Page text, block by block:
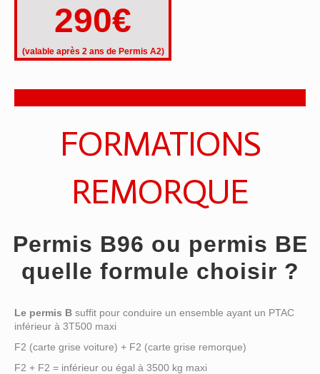
290€
(valable après 2 ans de Permis A2)
FORMATIONS
REMORQUE
Permis B96 ou permis BE
quelle formule choisir ?
Le permis B suffit pour conduire un ensemble ayant un PTAC
inférieur à 3T500 maxi
F2 (carte grise voiture) + F2 (carte grise remorque)
F2 + F2 = inférieur ou égal à 3500 kg maxi